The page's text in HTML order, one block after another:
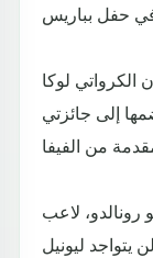
لوكا
إلى جائزتي
رونالدو، لاعب
يتواجد ليونيل